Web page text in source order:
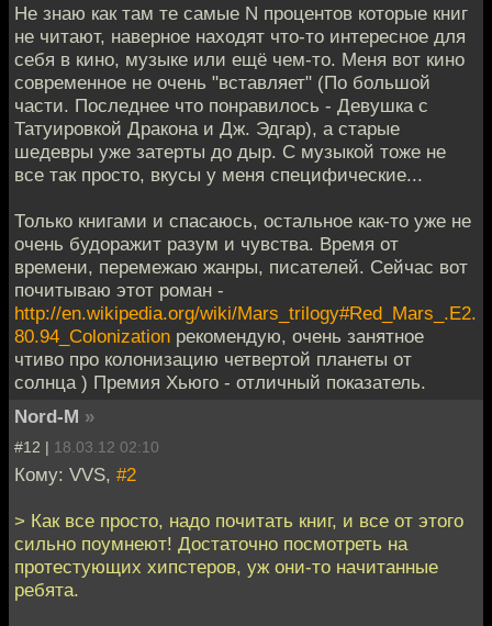
Не знаю как там те самые N процентов которые книг
не читают, наверное находят что-то интересное для
себя в кино, музыке или ещё чем-то. Меня вот кино
современное не очень "вставляет" (По большой
части. Последнее что понравилось - Девушка с
Татуировкой Дракона и Дж. Эдгар), а старые
шедевры уже затерты до дыр. С музыкой тоже не
все так просто, вкусы у меня специфические...
Только книгами и спасаюсь, остальное как-то уже не
очень будоражит разум и чувства. Время от
времени, перемежаю жанры, писателей. Сейчас вот
почитываю этот роман -
http://en.wikipedia.org/wiki/Mars_trilogy#Red_Mars_.E2.
80.94_Colonization рекомендую, очень занятное
чтиво про колонизацию четвертой планеты от
солнца ) Премия Хьюго - отличный показатель.
Nord-M »
#12 | 18.03.12 02:10
Кому: VVS, #2
> Как все просто, надо почитать книг, и все от этого
сильно поумнеют! Достаточно посмотреть на
протестующих хипстеров, уж они-то начитанные
ребята.